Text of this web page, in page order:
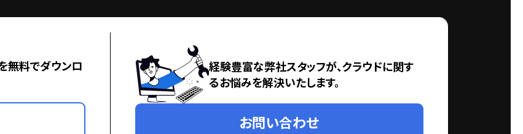
無料でダウンロ
経験豊富な弊社スタッフが、クラウドに関す
るお悩みを解決いたします。
お問い合わせ